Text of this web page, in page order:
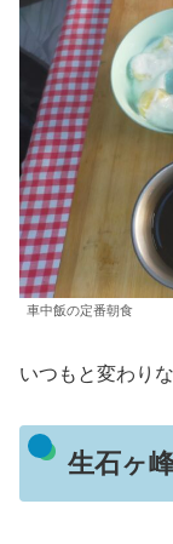
車中飯の定番朝食
いつもと変わりな
生石ヶ